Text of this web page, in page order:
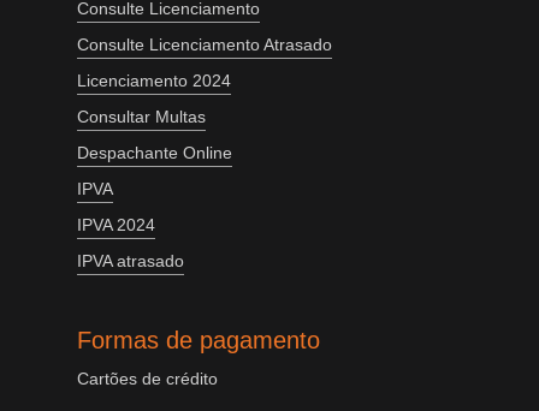
Consulte Licenciamento
Consulte Licenciamento Atrasado
Licenciamento 2024
Consultar Multas
Despachante Online
IPVA
IPVA 2024
IPVA atrasado
Formas de pagamento
Cartões de crédito